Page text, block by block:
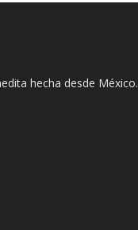
hecha desde México.